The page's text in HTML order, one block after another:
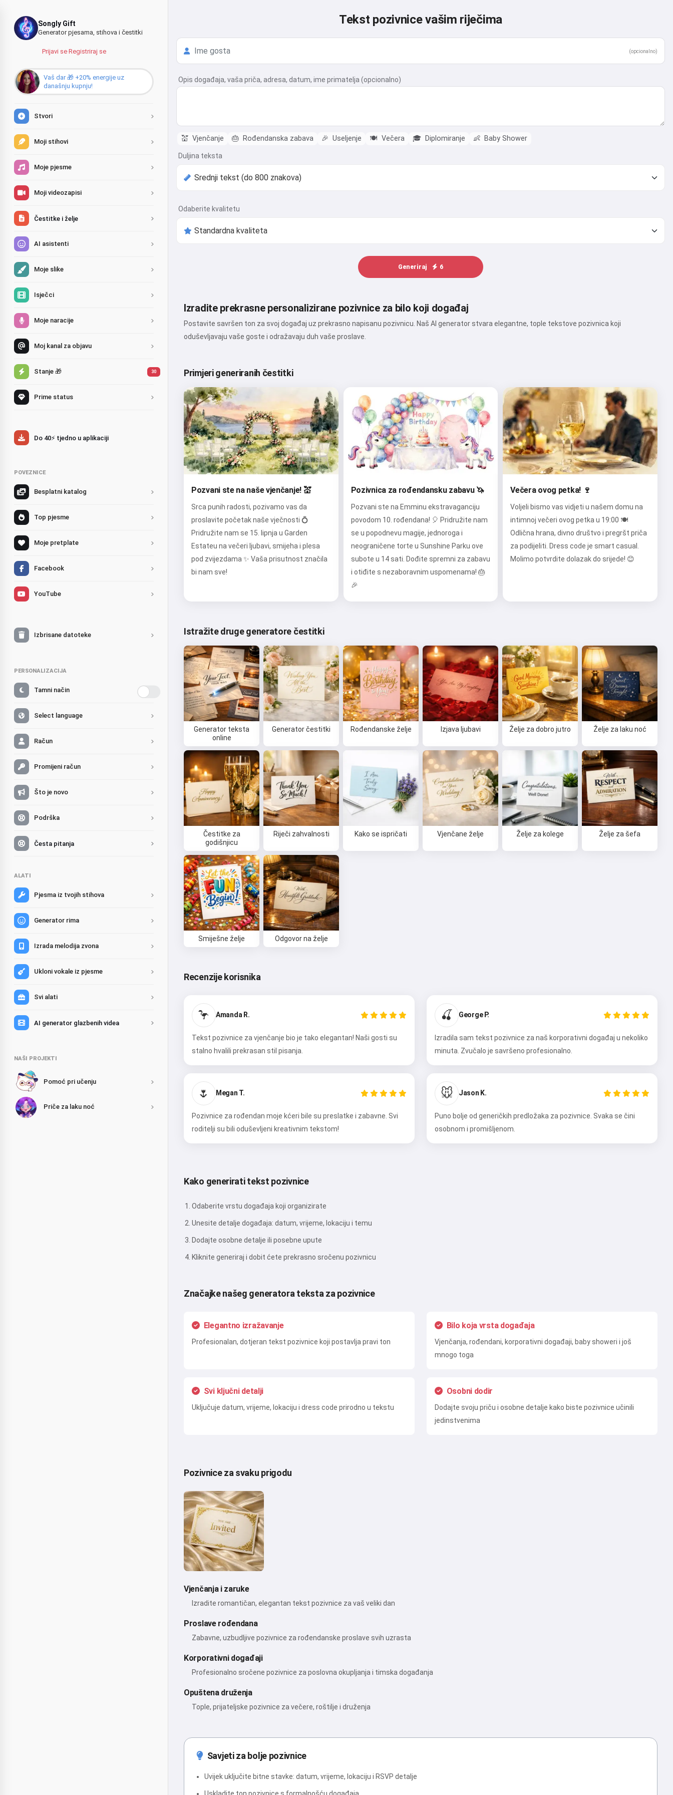
Songly Gift
Generator pjesama, stihova i čestitki
Prijavi se·Registriraj se
Vaš dar 🎁 +20% energije uz
današnju kupnju!
Stvori
Moji stihovi
Moje pjesme
Moji videozapisi
Čestitke i želje
AI asistenti
Moje slike
Isječci
Moje naracije
Moj kanal za objavu
Stanje 🎁 30
Prime status
Do 40⚡ tjedno u aplikaciji
POVEZNICE
Besplatni katalog
Top pjesme
Moje pretplate
Facebook
YouTube
Izbrisane datoteke
PERSONALIZACIJA
Tamni način
Select language
Račun
Promijeni račun
Što je novo
Podrška
Česta pitanja
ALATI
Pjesma iz tvojih stihova
Generator rima
Izrada melodija zvona
Ukloni vokale iz pjesme
Svi alati
AI generator glazbenih videa
NAŠI PROJEKTI
Pomoć pri učenju
Priče za laku noć
Tekst pozivnice vašim riječima
(opcionalno)
Opis događaja, vaša priča, adresa, datum, ime primatelja (opcionalno)
💒 Vjenčanje 🎂 Rođendanska zabava 🎉 Useljenje 🍽️ Večera 🎓 Diplomiranje 👶 Baby Shower
Duljina teksta
Odaberite kvalitetu
Generiraj 6
Izradite prekrasne personalizirane pozivnice za bilo koji događaj
Postavite savršen ton za svoj događaj uz prekrasno napisanu pozivnicu. Naš AI generator stvara elegantne, tople tekstove pozivnica koji
oduševljavaju vaše goste i odražavaju duh vaše proslave.
Primjeri generiranih čestitki
Pozvani ste na naše vjenčanje! 💒
Srca punih radosti, pozivamo vas da
proslavite početak naše vječnosti 💍
Pridružite nam se 15. lipnja u Garden
Estateu na večeri ljubavi, smijeha i plesa
pod zvijezdama ✨ Vaša prisutnost značila
bi nam sve!
Pozivnica za rođendansku zabavu 🦄
Pozvani ste na Emminu ekstravaganciju
povodom 10. rođendana! 🎈 Pridružite nam
se u popodnevu magije, jednoroga i
neograničene torte u Sunshine Parku ove
subote u 14 sati. Dođite spremni za zabavu
i otiđite s nezaboravnim uspomenama! 🎂
🎉
Večera ovog petka! 🍷
Voljeli bismo vas vidjeti u našem domu na
intimnoj večeri ovog petka u 19:00 🍽️
Odlična hrana, divno društvo i pregršt priča
za podijeliti. Dress code je smart casual.
Molimo potvrdite dolazak do srijede! 😊
Istražite druge generatore čestitki
Generator teksta
online
Generator čestitki Rođendanske želje Izjava ljubavi Želje za dobro jutro Želje za laku noć
Čestitke za
godišnjicu
Riječi zahvalnosti Kako se ispričati Vjenčane želje Želje za kolege Želje za šefa
Smiješne želje Odgovor na želje
Recenzije korisnika
🦩 Amanda R.
Tekst pozivnice za vjenčanje bio je tako elegantan! Naši gosti su
stalno hvalili prekrasan stil pisanja.
🍒 George P.
Izradila sam tekst pozivnice za naš korporativni događaj u nekoliko
minuta. Zvučalo je savršeno profesionalno.
🌷 Megan T.
Pozivnice za rođendan moje kćeri bile su preslatke i zabavne. Svi
roditelji su bili oduševljeni kreativnim tekstom!
🐭 Jason K.
Puno bolje od generičkih predložaka za pozivnice. Svaka se čini
osobnom i promišljenom.
Kako generirati tekst pozivnice
Odaberite vrstu događaja koji organizirate
Unesite detalje događaja: datum, vrijeme, lokaciju i temu
Dodajte osobne detalje ili posebne upute
Kliknite generiraj i dobit ćete prekrasno sročenu pozivnicu
Značajke našeg generatora teksta za pozivnice
Elegantno izražavanje
Profesionalan, dotjeran tekst pozivnice koji postavlja pravi ton
Bilo koja vrsta događaja
Vjenčanja, rođendani, korporativni događaji, baby showeri i još
mnogo toga
Svi ključni detalji
Uključuje datum, vrijeme, lokaciju i dress code prirodno u tekstu
Osobni dodir
Dodajte svoju priču i osobne detalje kako biste pozivnice učinili
jedinstvenima
Pozivnice za svaku prigodu
Vjenčanja i zaruke
Izradite romantičan, elegantan tekst pozivnice za vaš veliki dan
Proslave rođendana
Zabavne, uzbudljive pozivnice za rođendanske proslave svih uzrasta
Korporativni događaji
Profesionalno sročene pozivnice za poslovna okupljanja i timska događanja
Opuštena druženja
Tople, prijateljske pozivnice za večere, roštilje i druženja
Savjeti za bolje pozivnice
Uvijek uključite bitne stavke: datum, vrijeme, lokaciju i RSVP detalje
Uskladite ton pozivnice s formalnošću događaja
stihove i čestitke 🥰
Pravila o privatnosti